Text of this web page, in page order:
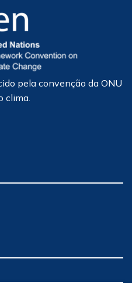
pela convenção da ONU
clima.